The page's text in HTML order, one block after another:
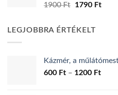
1900Ft
Original
was:
1900 Ft.
1790 Ft
LEGJOBBRA ÉRTÉKELT
Kázmér, a
600 Ft – 1200 Ft